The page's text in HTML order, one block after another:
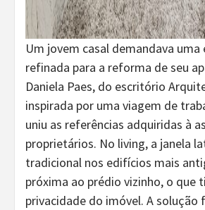
Um jovem casal demandava uma
refinada para a reforma de seu
Daniela Paes, do escritório
inspirada por uma viagem de
uniu as referências adquiridas à
proprietários. No living, a janela
tradicional nos edifícios mais
próxima ao prédio vizinho, o que
privacidade do imóvel. A solução